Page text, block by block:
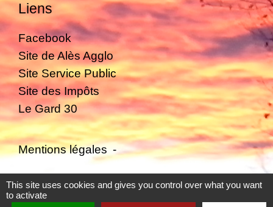
Liens
Facebook
Site de Alès Agglo
Site Service Public
Site des Impôts
Le Gard 30
Mentions légales -
Politique de confidentialité - Accessibilité -
This site uses cookies and gives you control over what you want
to activate